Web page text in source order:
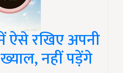
रखिए अपनी
नहीं पड़ेंगे